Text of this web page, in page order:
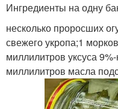
Ингредиенты на одну
несколько проросших
свежего укропа;1
миллилитров уксуса
миллилитров масла